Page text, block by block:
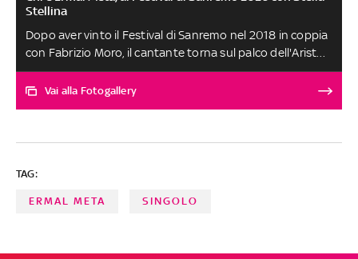
Stellina
Dopo aver vinto il Festival di Sanremo nel 2018 in coppia
con Fabrizio Moro, il cantante torna sul palco dell'Ariston
con una canzone che parla di una bambina volata via
troppo presto, pagando il prezzo di guerre e violenze
Vai alla Fotogallery
TAG:
ERMAL META SINGOLO